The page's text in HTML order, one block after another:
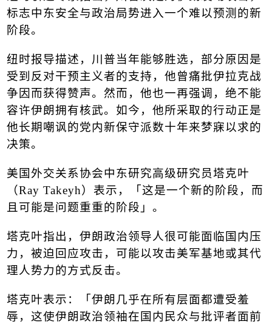
标志中东安全与政治局势进入一个难以预测的新
阶段。
纽时报导描述，川普当年能够胜选，部分原因是
受到反对干预主义者的支持，他曾痛批伊拉克战
争因而获得赞声。然而，他也一再强调，绝不能
容许伊朗拥有核武。如今，他所采取的行动正是
他长期嘲讽的党内新保守派数十年来梦寐以求的
决策。
美国外交关系协会中东研究高级研究员塔克叶
（Ray Takeyh）表示，「这是一个新的阶段，而
且可能是问题重重的阶段」。
塔克叶指出，伊朗政治领导人很可能面临国内压
力，被迫回应攻击，可能以攻击美军基地或其代
理人势力的方式反击。
塔克叶表示：「伊朗几乎在所有层面都遭受羞
辱，这使伊朗政治领袖在国内民众与批评者面前